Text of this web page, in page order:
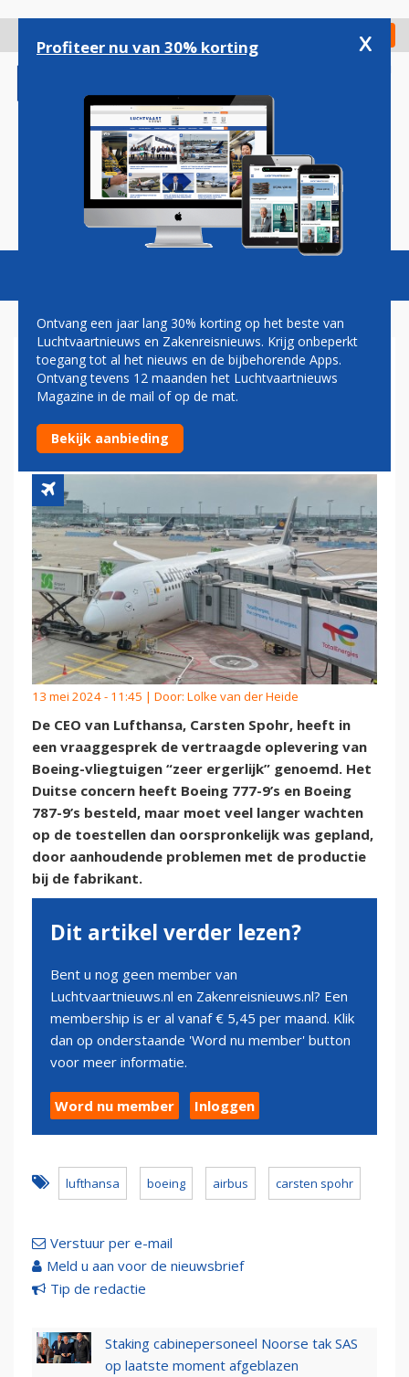
gaan
Check in
Magazine Podcasts Vacatures
LUFTHANSA-BAAS SPOHR
ERGERT ZICH MATELOOS AAN
TRAGE AFLEVERING BOEING
13 mei 2024 - 11:45 | Door: Lolke van der Heide
De CEO van Lufthansa, Carsten Spohr, heeft in
een vraaggesprek de vertraagde oplevering van
Boeing-vliegtuigen “zeer ergerlijk” genoemd. Het
Duitse concern heeft Boeing 777-9’s en Boeing
787-9’s besteld, maar moet veel langer wachten
op de toestellen dan oorspronkelijk was gepland,
door aanhoudende problemen met de productie
bij de fabrikant.
Dit artikel verder lezen?
Bent u nog geen member van
Luchtvaartnieuws.nl en Zakenreisnieuws.nl? Een
membership is er al vanaf € 5,45 per maand. Klik
dan op onderstaande 'Word nu member' button
voor meer informatie.
Word nu member Inloggen
lufthansa boeing airbus carsten spohr
Verstuur per e-mail
Meld u aan voor de nieuwsbrief
Tip de redactie
Staking cabinepersoneel Noorse tak SAS
op laatste moment afgeblazen
Profiteer nu van 30% korting x
Ontvang een jaar lang 30% korting op het beste van
Luchtvaartnieuws en Zakenreisnieuws. Krijg onbeperkt
toegang tot al het nieuws en de bijbehorende Apps.
Ontvang tevens 12 maanden het Luchtvaartnieuws
Magazine in de mail of op de mat.
Bekijk aanbieding